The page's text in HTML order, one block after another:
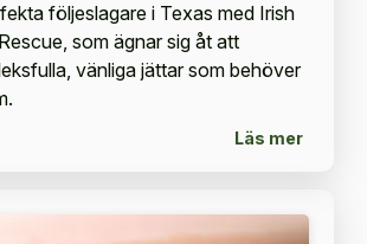
följeslagare i Texas med Irish
som ägnar sig åt att
vänliga jättar som behöver
Läs mer